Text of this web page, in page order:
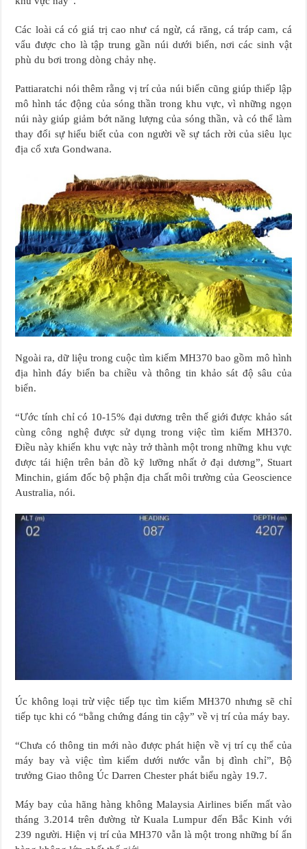
Các loài cá có giá trị cao như cá ngừ, cá răng, cá tráp cam, cá
vẩu được cho là tập trung gần núi dưới biển, nơi các sinh vật
phù du bơi trong dòng chảy nhẹ.
Pattiaratchi nói thêm rằng vị trí của núi biển cũng giúp thiếp lập
mô hình tác động của sóng thần trong khu vực, vì những ngọn
núi này giúp giảm bớt năng lượng của sóng thần, và có thể làm
thay đổi sự hiểu biết của con người về sự tách rời của siêu lục
địa cổ xưa Gondwana.
Ngoài ra, dữ liệu trong cuộc tìm kiếm MH370 bao gồm mô hình
địa hình đáy biển ba chiều và thông tin khảo sát độ sâu của
biển.
“Ước tính chỉ có 10-15% đại dương trên thế giới được khảo sát
cùng công nghệ được sử dụng trong việc tìm kiếm MH370.
Điều này khiến khu vực này trở thành một trong những khu vực
được tái hiện trên bản đồ kỹ lưỡng nhất ở đại dương”, Stuart
Minchin, giám đốc bộ phận địa chất môi trường của Geoscience
Australia, nói.
Úc không loại trừ việc tiếp tục tìm kiếm MH370 nhưng sẽ chỉ
tiếp tục khi có “bằng chứng đáng tin cậy” về vị trí của máy bay.
“Chưa có thông tin mới nào được phát hiện về vị trí cụ thể của
máy bay và việc tìm kiếm dưới nước vẫn bị đình chỉ”, Bộ
trưởng Giao thông Úc Darren Chester phát biểu ngày 19.7.
Máy bay của hãng hàng không Malaysia Airlines biến mất vào
tháng 3.2014 trên đường từ Kuala Lumpur đến Bắc Kinh với
239 người. Hiện vị trí của MH370 vẫn là một trong những bí ẩn